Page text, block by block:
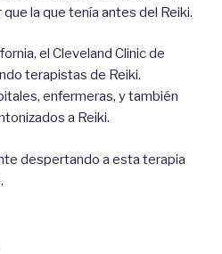
la que tenía antes del Reiki.
el Cleveland Clinic de
terapistas de Reiki.
enfermeras, y también
a Reiki.
despertando a esta terapia